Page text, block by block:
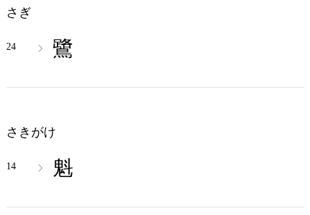
さぎ
24 鷺
さきがけ
14 魁